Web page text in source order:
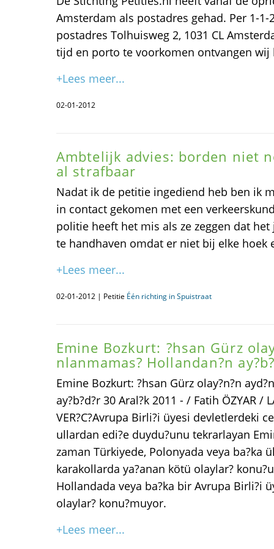
Amsterdam als postadres gehad. Per 1-1-
postadres Tolhuisweg 2, 1031 CL
tijd en porto te voorkomen ontvangen
+Lees meer...
02-01-2012
Ambtelijk advies: borden niet
al strafbaar
Nadat ik de petitie ingediend heb ben ik
in contact gekomen met een
politie heeft het mis als ze zeggen dat
te handhaven omdat er niet bij elke hoek
+Lees meer...
02-01-2012 | Petitie Één richting in Spuistraat
Emine Bozkurt: ?hsan Gürz
nlanmamas? Hollandan?n
Emine Bozkurt: ?hsan Gürz olay?n?n
ay?b?d?r 30 Aral?k 2011 - / Fatih ÖZYAR /
VER?C?Avrupa Birli?i üyesi devletlerdeki
ullardan edi?e duydu?unu tekrarlayan
zaman Türkiyede, Polonyada veya ba?ka
karakollarda ya?anan kötü olaylar?
Hollandada veya ba?ka bir Avrupa Birli?i
olaylar? konu?muyor.
+Lees meer...